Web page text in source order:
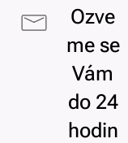
Ozve
me se
Vám
do 24
hodin